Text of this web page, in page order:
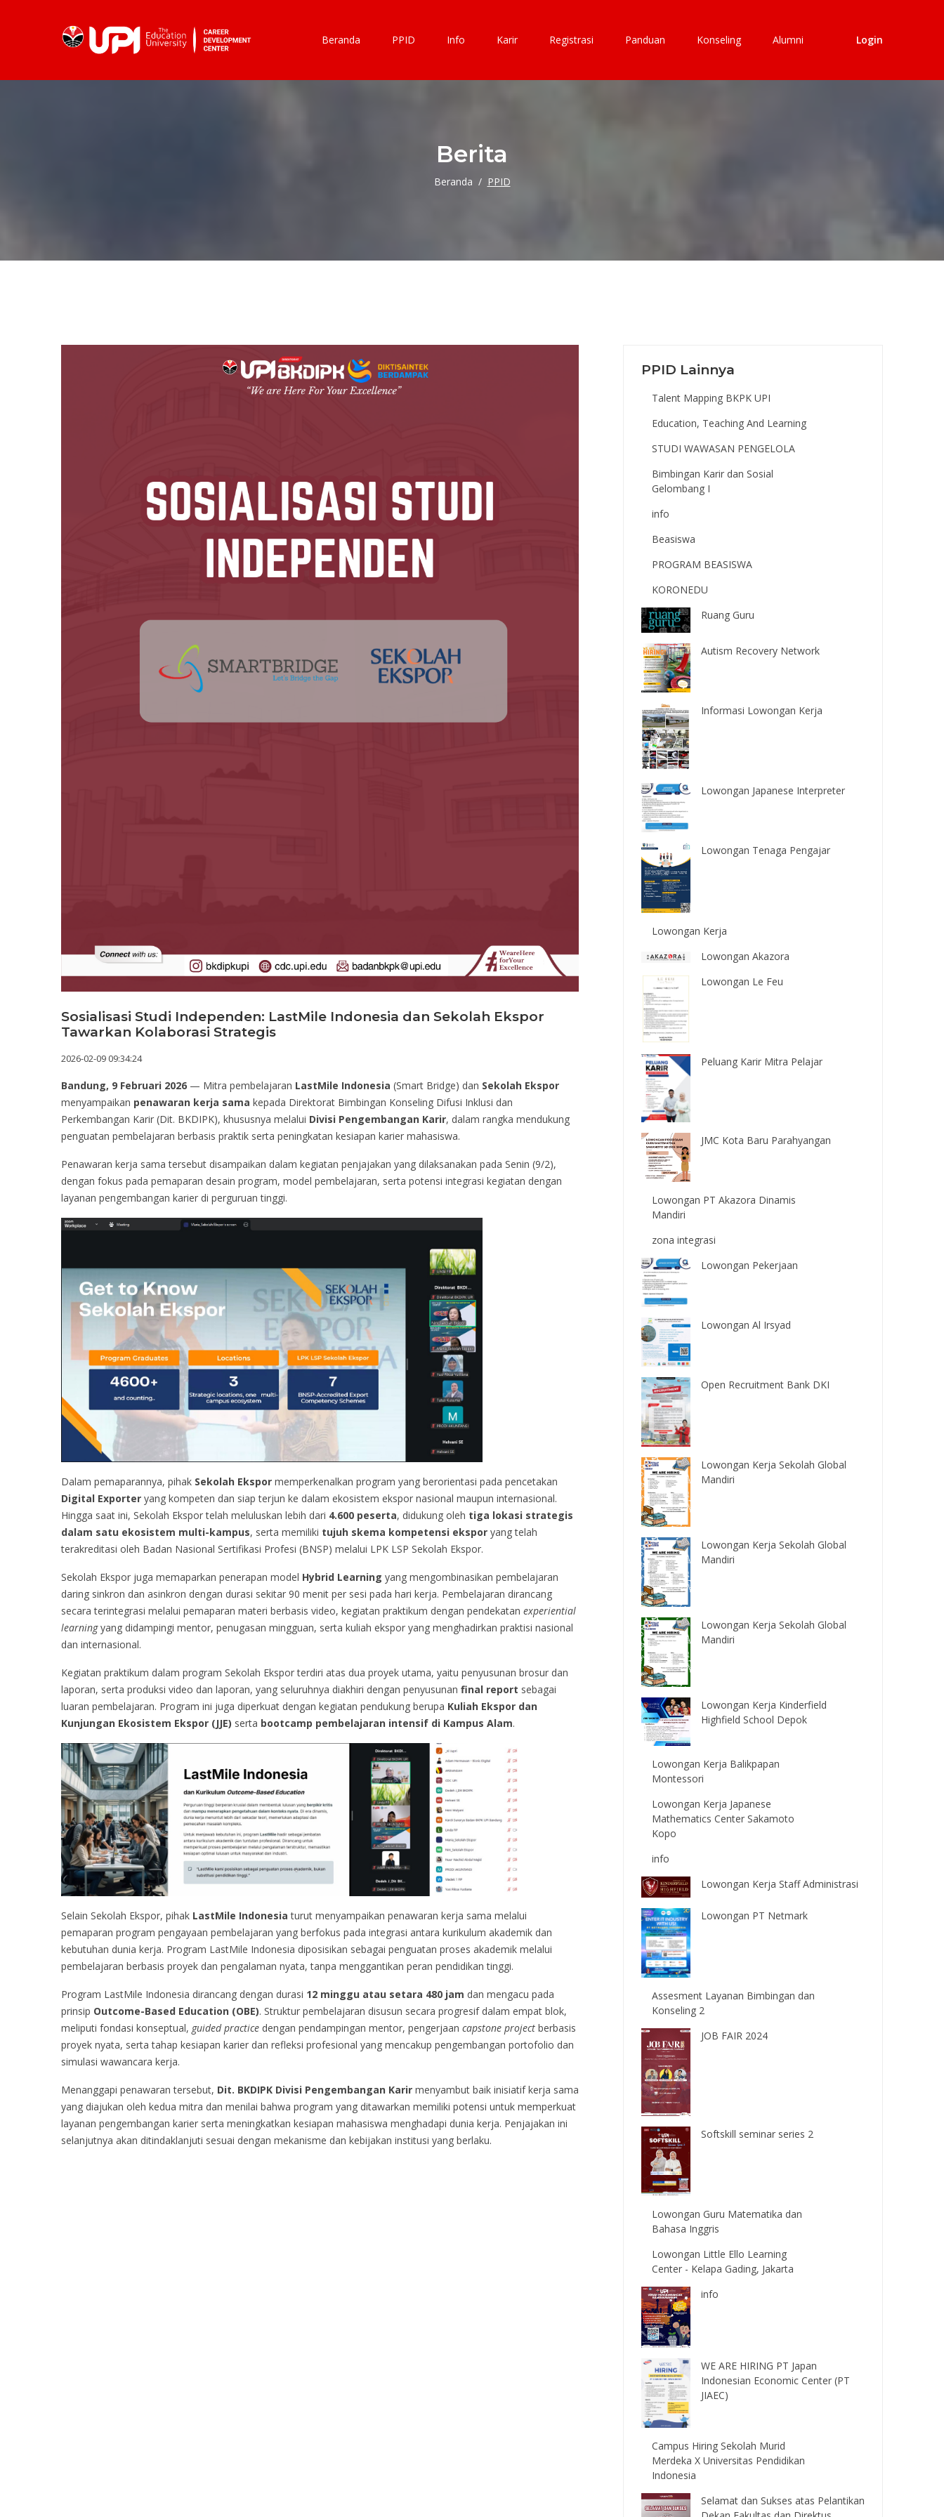
Login
Beranda PPID Info Karir Registrasi Panduan Konseling Alumni
Berita
Beranda PPID
Sosialisasi Studi Independen: LastMile Indonesia dan Sekolah Ekspor
Tawarkan Kolaborasi Strategis
2026-02-09 09:34:24
Bandung, 9 Februari 2026 — Mitra pembelajaran LastMile Indonesia (Smart Bridge) dan Sekolah Ekspor
menyampaikan penawaran kerja sama kepada Direktorat Bimbingan Konseling Difusi Inklusi dan
Perkembangan Karir (Dit. BKDIPK), khususnya melalui Divisi Pengembangan Karir, dalam rangka mendukung
penguatan pembelajaran berbasis praktik serta peningkatan kesiapan karier mahasiswa.
Penawaran kerja sama tersebut disampaikan dalam kegiatan penjajakan yang dilaksanakan pada Senin (9/2),
dengan fokus pada pemaparan desain program, model pembelajaran, serta potensi integrasi kegiatan dengan
layanan pengembangan karier di perguruan tinggi.
Dalam pemaparannya, pihak Sekolah Ekspor memperkenalkan program yang berorientasi pada pencetakan
Digital Exporter yang kompeten dan siap terjun ke dalam ekosistem ekspor nasional maupun internasional.
Hingga saat ini, Sekolah Ekspor telah meluluskan lebih dari 4.600 peserta, didukung oleh tiga lokasi strategis
dalam satu ekosistem multi-kampus, serta memiliki tujuh skema kompetensi ekspor yang telah
terakreditasi oleh Badan Nasional Sertifikasi Profesi (BNSP) melalui LPK LSP Sekolah Ekspor.
Sekolah Ekspor juga memaparkan penerapan model Hybrid Learning yang mengombinasikan pembelajaran
daring sinkron dan asinkron dengan durasi sekitar 90 menit per sesi pada hari kerja. Pembelajaran dirancang
secara terintegrasi melalui pemaparan materi berbasis video, kegiatan praktikum dengan pendekatan experiential
learningyang didampingi mentor, penugasan mingguan, serta kuliah ekspor yang menghadirkan praktisi nasional
dan internasional.
Kegiatan praktikum dalam program Sekolah Ekspor terdiri atas dua proyek utama, yaitu penyusunan brosur dan
laporan, serta produksi video dan laporan, yang seluruhnya diakhiri dengan penyusunan final report sebagai
luaran pembelajaran. Program ini juga diperkuat dengan kegiatan pendukung berupa Kuliah Ekspor dan
Kunjungan Ekosistem Ekspor (JJE) serta bootcamp pembelajaran intensif di Kampus Alam.
Selain Sekolah Ekspor, pihak LastMile Indonesia turut menyampaikan penawaran kerja sama melalui
pemaparan program pengayaan pembelajaran yang berfokus pada integrasi antara kurikulum akademik dan
kebutuhan dunia kerja. Program LastMile Indonesia diposisikan sebagai penguatan proses akademik melalui
pembelajaran berbasis proyek dan pengalaman nyata, tanpa menggantikan peran pendidikan tinggi.
Program LastMile Indonesia dirancang dengan durasi 12 minggu atau setara 480 jam dan mengacu pada
prinsip Outcome-Based Education (OBE). Struktur pembelajaran disusun secara progresif dalam empat blok,
meliputi fondasi konseptual, guided practice dengan pendampingan mentor, pengerjaan capstone project berbasis
proyek nyata, serta tahap kesiapan karier dan refleksi profesional yang mencakup pengembangan portofolio dan
simulasi wawancara kerja.
Menanggapi penawaran tersebut, Dit. BKDIPK Divisi Pengembangan Karir menyambut baik inisiatif kerja sama
yang diajukan oleh kedua mitra dan menilai bahwa program yang ditawarkan memiliki potensi untuk memperkuat
layanan pengembangan karier serta meningkatkan kesiapan mahasiswa menghadapi dunia kerja. Penjajakan ini
selanjutnya akan ditindaklanjuti sesuai dengan mekanisme dan kebijakan institusi yang berlaku.
PPID Lainnya
Talent Mapping BKPK UPI
Education, Teaching And Learning
STUDI WAWASAN PENGELOLA
Bimbingan Karir dan Sosial
Gelombang I
info
Beasiswa
PROGRAM BEASISWA
KORONEDU
Ruang Guru
Autism Recovery Network
Informasi Lowongan Kerja
Lowongan Japanese Interpreter
Lowongan Tenaga Pengajar
Lowongan Kerja
Lowongan Akazora
Lowongan Le Feu
Peluang Karir Mitra Pelajar
JMC Kota Baru Parahyangan
Lowongan PT Akazora Dinamis
Mandiri
zona integrasi
Lowongan Pekerjaan
Lowongan Al Irsyad
Open Recruitment Bank DKI
Lowongan Kerja Sekolah Global
Mandiri
Lowongan Kerja Sekolah Global
Mandiri
Lowongan Kerja Sekolah Global
Mandiri
Lowongan Kerja Kinderfield
Highfield School Depok
Lowongan Kerja Balikpapan
Montessori
Lowongan Kerja Japanese
Mathematics Center Sakamoto
Kopo
info
Lowongan Kerja Staff Administrasi
Lowongan PT Netmark
Assesment Layanan Bimbingan dan
Konseling 2
JOB FAIR 2024
Softskill seminar series 2
Lowongan Guru Matematika dan
Bahasa Inggris
Lowongan Little Ello Learning
Center - Kelapa Gading, Jakarta
info
WE ARE HIRING PT Japan
Indonesian Economic Center (PT
JIAEC)
Campus Hiring Sekolah Murid
Merdeka X Universitas Pendidikan
Indonesia
Selamat dan Sukses atas Pelantikan